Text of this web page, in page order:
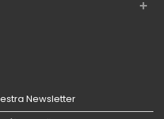
+
Newsletter